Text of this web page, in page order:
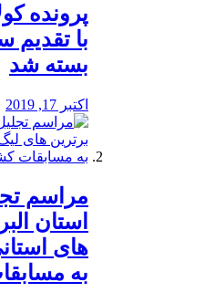
پرونده
با تقدیم
بسته شد
اکتبر 17, 2019
مراسم
استان
های
به